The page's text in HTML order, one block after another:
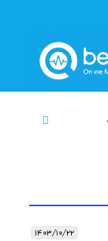
۱۴۰۳/۱۰/۲۲